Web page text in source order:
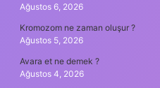
Ağustos 6, 2026
Kromozom ne zaman oluşur ?
Ağustos 5, 2026
Avara et ne demek ?
Ağustos 4, 2026